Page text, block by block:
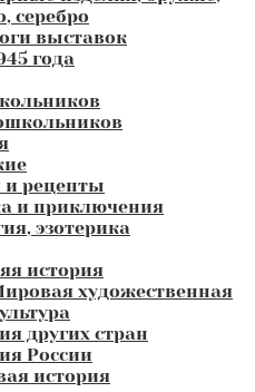
серебро
выставок
года
и рецепты
и приключения
эзотерика
история
художественная
других стран
России
история